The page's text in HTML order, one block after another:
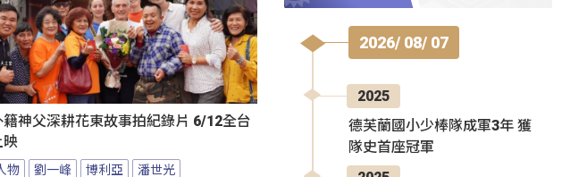
籍神父深耕花東故事拍紀錄片 6/12全台
映
物 劉一峰 博利亞 潘世光
2026/ 08/ 07
2025
德芙蘭國小少棒隊成軍3年 獲
隊史首座冠軍